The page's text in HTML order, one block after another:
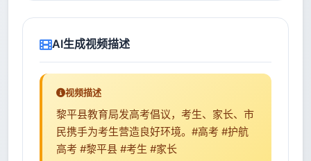
AI生成视频描述
视频描述
黎平县教育局发高考倡议，考生、家长、市
民携手为考生营造良好环境。#高考 #护航
高考 #黎平县 #考生 #家长